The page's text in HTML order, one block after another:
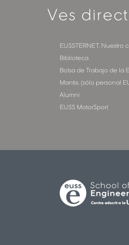
Ves
EUSSTERNET. Nuestro
Biblioteca
Bolsa de Trabajo de la
Mantis. (sólo personal
Alumni
EUSS MotorSport